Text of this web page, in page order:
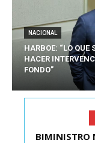
NACIONAL
HARBOE: “LO QUE
HACER
FONDO”
KAST SE
BIMINISTRO